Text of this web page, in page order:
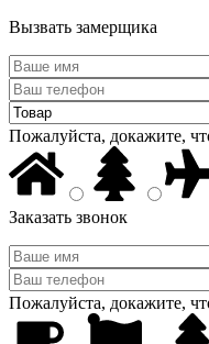
Вызвать замерщика
Пожалуйста, докажите,
Заказать звонок
Пожалуйста, докажите,